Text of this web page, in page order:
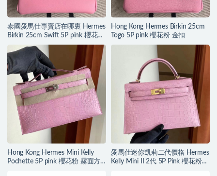
泰國愛馬仕專賣店在哪裏 Hermes
Birkin 25cm Swift 5P pink 櫻花粉
金扣
Hong Kong Hermes Birkin 25cm
Togo 5P pink 櫻花粉 金扣
Hong Kong Hermes Mini Kelly
Pochette 5P pink 櫻花粉 霧面方
愛馬仕迷你凱莉二代價格 Hermes
Kelly Mini II 2代 5P Pink 櫻花粉霧